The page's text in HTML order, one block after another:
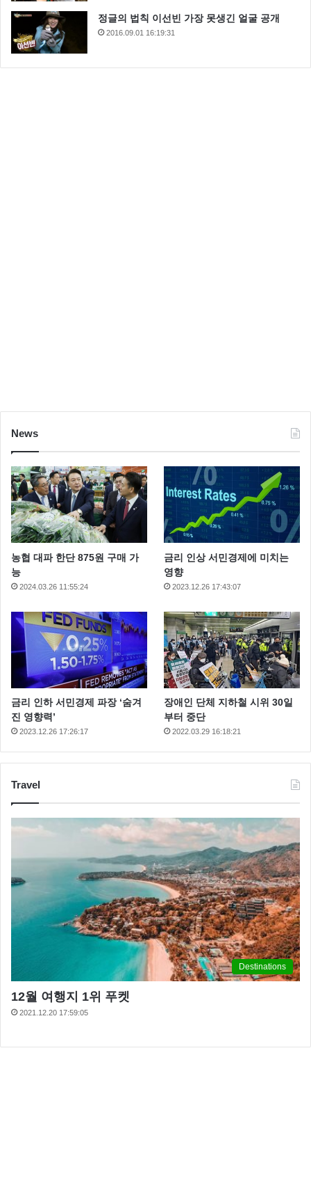
정글의 법칙 이선빈 가장 못생긴 얼굴 공개
2016.09.01 16:19:31
News
농협 대파 한단 875원 구매 가
능
2024.03.26 11:55:24
금리 인상 서민경제에 미치는
영향
2023.12.26 17:43:07
금리 인하 서민경제 파장 ‘숨겨
진 영향력’
2023.12.26 17:26:17
장애인 단체 지하철 시위 30일
부터 중단
2022.03.29 16:18:21
Travel
Destinations
12월 여행지 1위 푸켓
2021.12.20 17:59:05